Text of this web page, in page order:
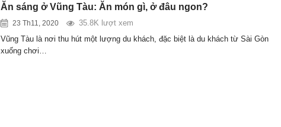
Ăn sáng ở Vũng Tàu: Ăn món gì, ở đâu ngon?
23 Th11, 2020
35.8K lượt xem
Vũng Tàu là nơi thu hút một lượng du khách, đặc biệt là du khách từ Sài Gòn
xuống chơi…